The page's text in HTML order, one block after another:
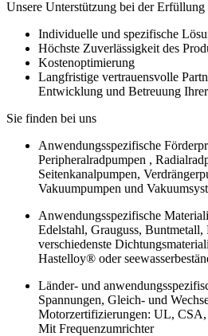
Unsere Unterstützung bei der
Individuelle und spezifische
Höchste Zuverlässigkeit des
Kostenoptimierung
Langfristige vertrauensvolle
Entwicklung und Betreuung
Sie finden bei uns
Anwendungsspezifische
Peripheralradpumpen ,
Seitenkanalpumpen,
Vakuumpumpen und
Anwendungsspezifische
Edelstahl, Grauguss,
verschiedenste
Hastelloy® oder
Länder- und
Spannungen, Gleich- und
Motorzertifizierungen: UL,
Mit Frequenzumrichter